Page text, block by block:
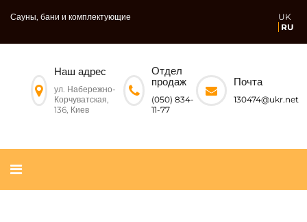
Сауны, бани и комплектующие
UK
RU
Наш адрес
ул. Набережно-
Корчуватская,
136, Киев
Отдел
продаж
(050) 834-
11-77
Почта
130474@ukr.net